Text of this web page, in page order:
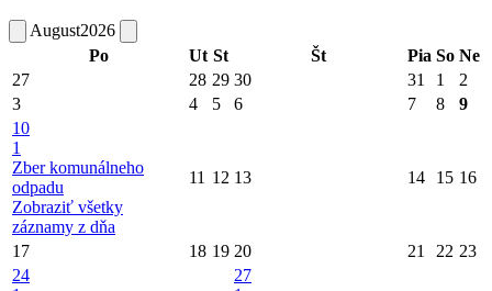
August2026
Po
Ut St Št Pia So Ne
27
28 29 30 31 1
2
3
4 5 6 7 8
9
10
1
Zber komunálneho
odpadu
Zobraziť všetky
záznamy z dňa
11 12 13 14 15 16
17 18 19 20 21 22 23
24
27